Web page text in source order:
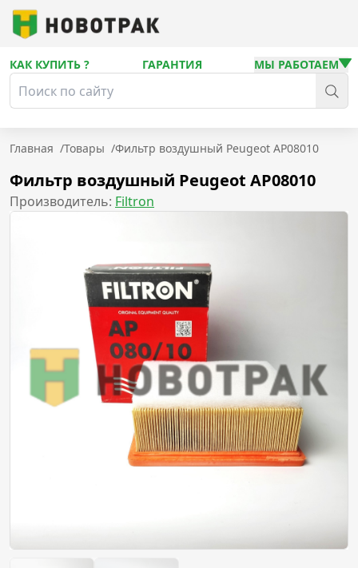
КАК КУПИТЬ ? ГАРАНТИЯ МЫ РАБОТАЕМ
Главная /Товары /Фильтр воздушный Peugeot AP08010
Фильтр воздушный Peugeot AP08010
Производитель: Filtron